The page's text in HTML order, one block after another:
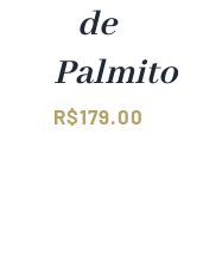
de
Palmito
R$179.00